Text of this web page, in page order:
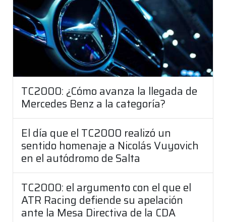
TC2000: ¿Cómo avanza la llegada de
Mercedes Benz a la categoría?
El día que el TC2000 realizó un
sentido homenaje a Nicolás Vuyovich
en el autódromo de Salta
TC2000: el argumento con el que el
ATR Racing defiende su apelación
ante la Mesa Directiva de la CDA